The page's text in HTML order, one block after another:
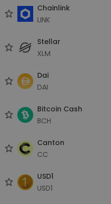
Chainlink
LINK
Stellar
XLM
Dai
DAI
Bitcoin Cash
BCH
Canton
CC
USD1
USD1